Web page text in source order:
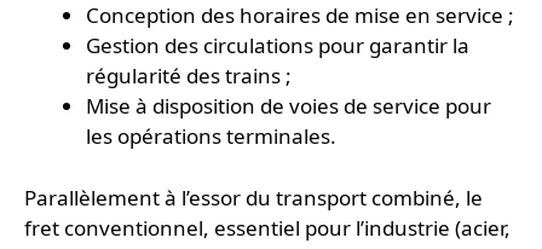
Conception des horaires de mise en service ;
Gestion des circulations pour garantir la
régularité des trains ;
Mise à disposition de voies de service pour
les opérations terminales.
Parallèlement à l’essor du transport combiné, le
fret conventionnel, essentiel pour l’industrie (acier,